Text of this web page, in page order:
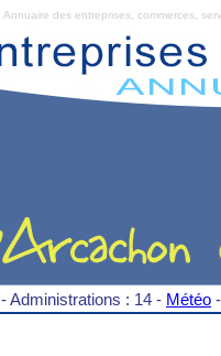
des entreprises, commerces,
Administrations : 14 - Météo -